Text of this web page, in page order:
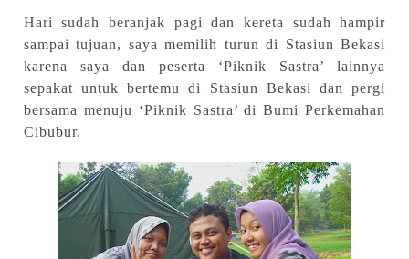
Hari sudah beranjak pagi dan kereta sudah hampir
sampai tujuan, saya memilih turun di Stasiun Bekasi
karena saya dan peserta ‘Piknik Sastra’ lainnya
sepakat untuk bertemu di Stasiun Bekasi dan pergi
bersama menuju ‘Piknik Sastra’ di Bumi Perkemahan
Cibubur.